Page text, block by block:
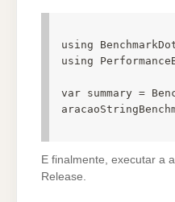
using
using
var summary =
E finalmente, executar a
Release.